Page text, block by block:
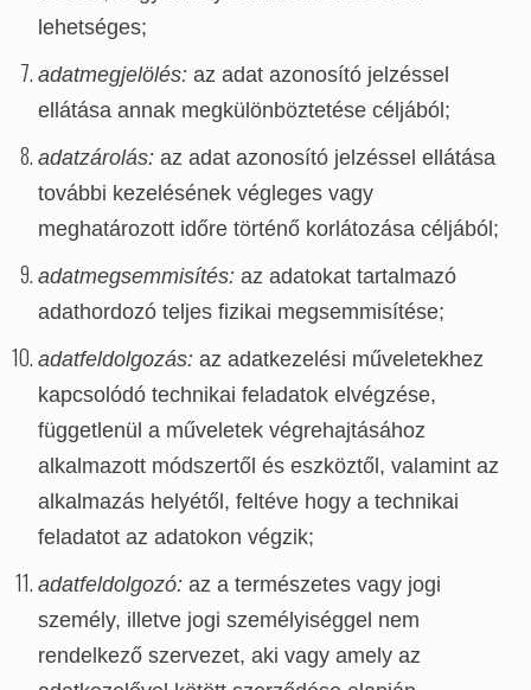
lehetséges;
adatmegjelölés: az adat azonosító jelzéssel
ellátása annak megkülönböztetése céljából;
adatzárolás: az adat azonosító jelzéssel ellátása
további kezelésének végleges vagy
meghatározott időre történő korlátozása céljából;
adatmegsemmisítés: az adatokat tartalmazó
adathordozó teljes fizikai megsemmisítése;
adatfeldolgozás: az adatkezelési műveletekhez
kapcsolódó technikai feladatok elvégzése,
függetlenül a műveletek végrehajtásához
alkalmazott módszertől és eszköztől, valamint az
alkalmazás helyétől, feltéve hogy a technikai
feladatot az adatokon végzik;
adatfeldolgozó: az a természetes vagy jogi
személy, illetve jogi személyiséggel nem
rendelkező szervezet, aki vagy amely az